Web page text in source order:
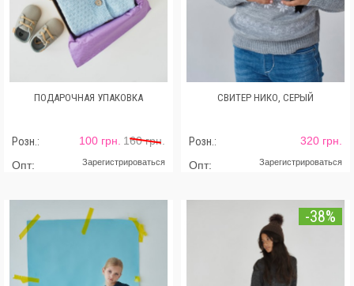
ПОДАРОЧНАЯ УПАКОВКА
Розн.: 100 грн. 160 грн.
Опт:
Зарегистрироваться
СВИТЕР НИКО, СЕРЫЙ
Розн.:
320 грн.
Опт:
Зарегистрироваться
-38%